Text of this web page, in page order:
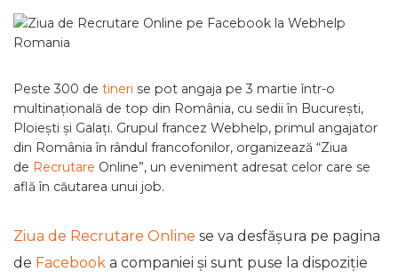
Peste 300 de tineri se pot angaja pe 3 martie într-o
multinațională de top din România, cu sedii în București,
Ploiești și Galați. Grupul francez Webhelp, primul angajator
din România în rândul francofonilor, organizează “Ziua
de Recrutare Online”, un eveniment adresat celor care se
află în căutarea unui job.
Ziua de Recrutare Online se va desfășura pe pagina
de Facebook a companiei și sunt puse la dispoziție